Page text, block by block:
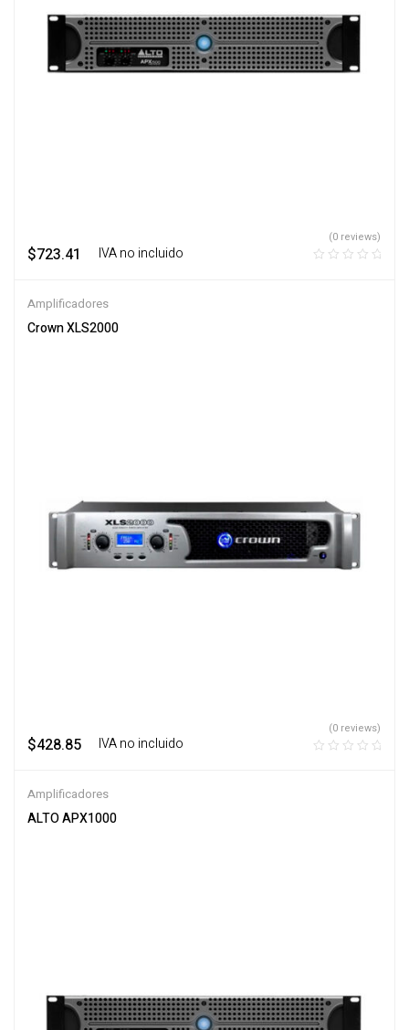
$723.41 ‎ ‎ ‎ IVA no incluido
(0 reviews)
Amplificadores
Crown XLS2000
$428.85 ‎ ‎ ‎ IVA no incluido
(0 reviews)
Amplificadores
ALTO APX1000